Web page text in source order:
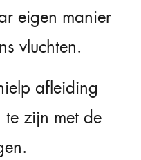
eigen manier
vluchten.
afleiding
zijn met de